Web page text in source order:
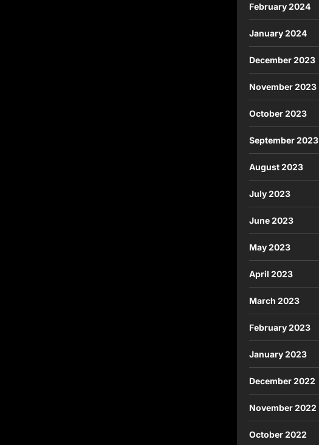
February 2024
January 2024
December 2023
November 2023
October 2023
September 2023
August 2023
July 2023
June 2023
May 2023
April 2023
March 2023
February 2023
January 2023
December 2022
November 2022
October 2022